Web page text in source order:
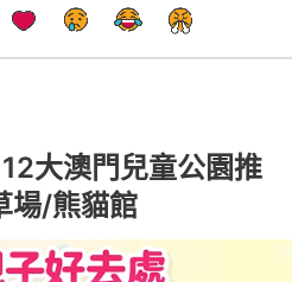
大澳門兒童公園推
場/熊貓館